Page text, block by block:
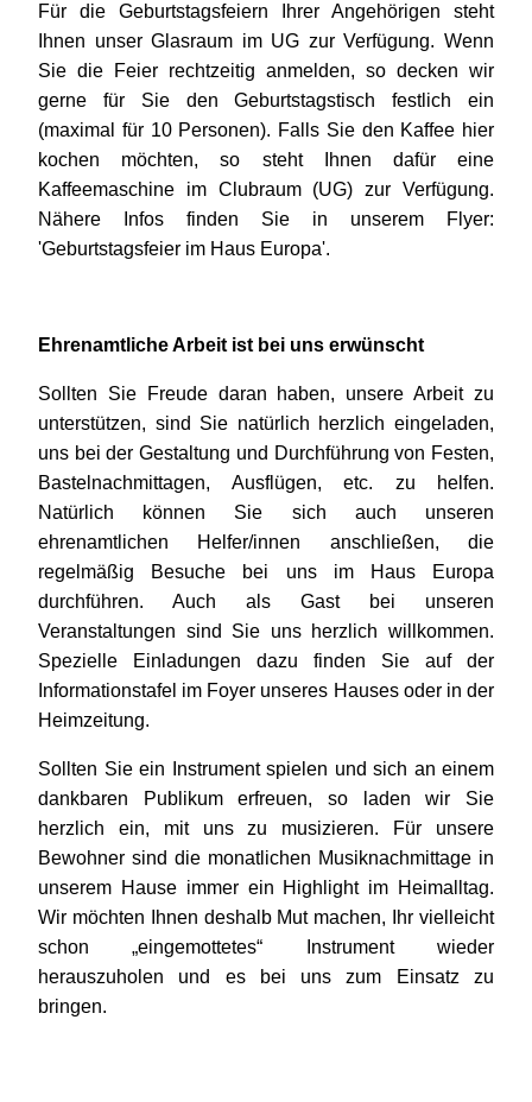
Für die Geburtstagsfeiern Ihrer Angehörigen steht
Ihnen unser Glasraum im UG zur Verfügung. Wenn
Sie die Feier rechtzeitig anmelden, so decken wir
gerne für Sie den Geburtstagstisch festlich ein
(maximal für 10 Personen). Falls Sie den Kaffee hier
kochen möchten, so steht Ihnen dafür eine
Kaffeemaschine im Clubraum (UG) zur Verfügung.
Nähere Infos finden Sie in unserem Flyer:
'Geburtstagsfeier im Haus Europa'.
Ehrenamtliche Arbeit ist bei uns erwünscht
Sollten Sie Freude daran haben, unsere Arbeit zu
unterstützen, sind Sie natürlich herzlich eingeladen,
uns bei der Gestaltung und Durchführung von Festen,
Bastelnachmittagen, Ausflügen, etc. zu helfen.
Natürlich können Sie sich auch unseren
ehrenamtlichen Helfer/innen anschließen, die
regelmäßig Besuche bei uns im Haus Europa
durchführen. Auch als Gast bei unseren
Veranstaltungen sind Sie uns herzlich willkommen.
Spezielle Einladungen dazu finden Sie auf der
Informationstafel im Foyer unseres Hauses oder in der
Heimzeitung.
Sollten Sie ein Instrument spielen und sich an einem
dankbaren Publikum erfreuen, so laden wir Sie
herzlich ein, mit uns zu musizieren. Für unsere
Bewohner sind die monatlichen Musiknachmittage in
unserem Hause immer ein Highlight im Heimalltag.
Wir möchten Ihnen deshalb Mut machen, Ihr vielleicht
schon „eingemottetes“ Instrument wieder
herauszuholen und es bei uns zum Einsatz zu
bringen.